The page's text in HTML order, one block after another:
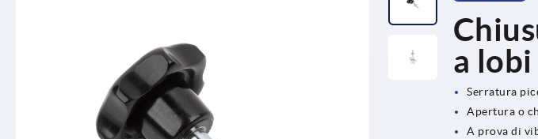
a lobi
Serratura
Apertura o
A prova di